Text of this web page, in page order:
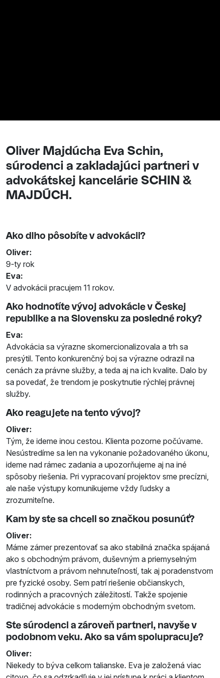
Oliver Majdúcha Eva Schin,
súrodenci a zakladajúci partneri v
advokátskej kancelárie SCHIN &
MAJDÚCH.
Ako dlho pôsobíte v advokácii?
Oliver:
9-ty rok
Eva:
V advokácii pracujem 11 rokov.
Ako hodnotíte vývoj advokácie v Českej
republike a na Slovensku za posledné roky?
Eva:
Advokácia sa výrazne skomercionalizovala a trh sa
presýtil. Tento konkurenčný boj sa výrazne odrazil na
cenách za právne služby, a teda aj na ich kvalite. Dalo by
sa povedať, že trendom je poskytnutie rýchlej právnej
služby.
Ako reagujete na tento vývoj?
Oliver:
Tým, že ideme inou cestou. Klienta pozorne počúvame.
Nesústredíme sa len na vykonanie požadovaného úkonu,
ideme nad rámec zadania a upozorňujeme aj na iné
spôsoby riešenia. Pri vypracovaní projektov sme precízni,
ale naše výstupy komunikujeme vždy ľudsky a
zrozumiteľne.
Kam by ste sa chceli so značkou posunúť?
Oliver:
Máme zámer prezentovať sa ako stabilná značka spájaná
ako s obchodným právom, duševným a priemyselným
vlastníctvom a právom nehnuteľností, tak aj poradenstvom
pre fyzické osoby. Sem patrí riešenie občianskych,
rodinných a pracovných záležitostí. Takže spojenie
tradičnej advokácie s moderným obchodným svetom.
Ste súrodenci a zároveň partneri, navyše v
podobnom veku. Ako sa vám spolupracuje?
Oliver:
Niekedy to býva celkom talianske. Eva je založená viac